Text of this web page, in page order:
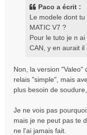
Paco a écrit :
Le modele dont
MATIC V7 ?
Pour le tuto je n
CAN, y en aurait il
Non, la version "Valeo"
relais "simple", mais
plus besoin de
Je ne vois pas
mais je ne peut pas te
ne l'ai jamais fait.